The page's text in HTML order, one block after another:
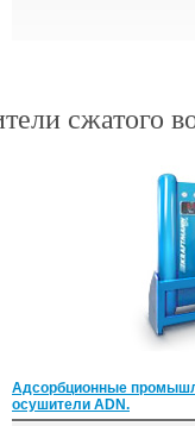
сжатого
Адсорбционные
осушители ADN.